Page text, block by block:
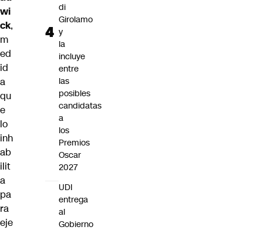
wi
ck,
m
ed
id
a
qu
e
lo
inh
ab
ilit
a
pa
ra
eje
di
Girolamo
y
la
incluye
entre
las
posibles
candidatas
a
los
Premios
Oscar
2027
UDI
entrega
al
Gobierno